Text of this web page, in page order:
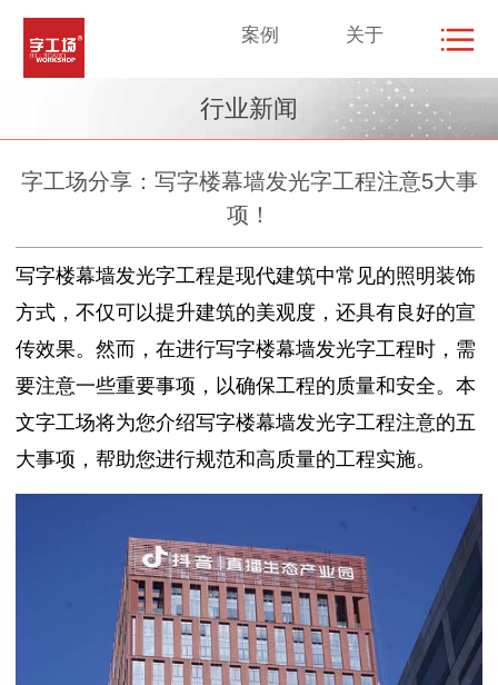
案例 关于
行业新闻
字工场分享：写字楼幕墙发光字工程注意5大事
项！
写字楼幕墙发光字工程是现代建筑中常见的照明装饰
方式，不仅可以提升建筑的美观度，还具有良好的宣
传效果。然而，在进行写字楼幕墙发光字工程时，需
要注意一些重要事项，以确保工程的质量和安全。本
文字工场将为您介绍写字楼幕墙发光字工程注意的五
大事项，帮助您进行规范和高质量的工程实施。